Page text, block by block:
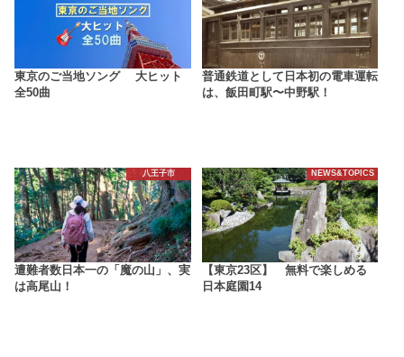
東京のご当地ソング 大ヒット
全50曲
普通鉄道として日本初の電車運転
は、飯田町駅〜中野駅！
八王子市
遭難者数日本一の「魔の山」、実
は高尾山！
NEWS&TOPICS
【東京23区】 無料で楽しめる
日本庭園14